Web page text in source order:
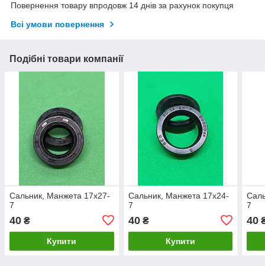
Повернення товару впродовж 14 днів за рахунок покупця
Всі умови повернення
Подібні товари компанії
Сальник, Манжета 17х27-
7
40 ₴
Купити
Сальник, Манжета 17x24-
7
40₴
Купити
7
40